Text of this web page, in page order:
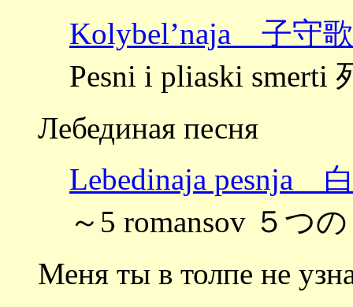
Kolybel’naja 子守歌
Pesni i pliaski smerti
Лебединая песня
Lebedinaja pesnja
～5 romansov ５つ
Меня ты в толпе не